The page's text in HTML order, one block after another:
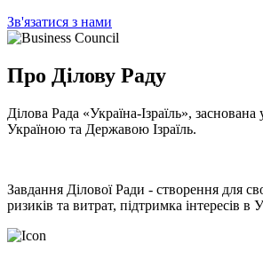
Зв'язатися з нами
Про Ділову Раду
Ділова Рада «Україна-Ізраїль»,
Україною та Державою Ізраїль.
Завдання Ділової Ради - створення для
ризиків та витрат, підтримка інтересів в